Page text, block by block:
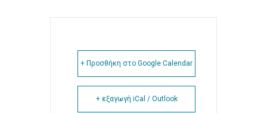
+ Προσθήκη στο Google Calendar
+ εξαγωγή iCal / Outlook